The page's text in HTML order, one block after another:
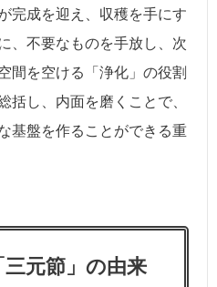
完成を迎え、収穫を手にす
、不要なものを手放し、次
間を空ける「浄化」の役割
括し、内面を磨くことで、
基盤を作ることができる重
元節」の由来